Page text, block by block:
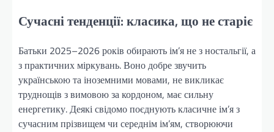
Сучасні тенденції: класика, що не старіє
Батьки 2025–2026 років обирають ім’я не з ностальгії, а
з практичних міркувань. Воно добре звучить
українською та іноземними мовами, не викликає
труднощів з вимовою за кордоном, має сильну
енергетику. Деякі свідомо поєднують класичне ім’я з
сучасним прізвищем чи середнім ім’ям, створюючи